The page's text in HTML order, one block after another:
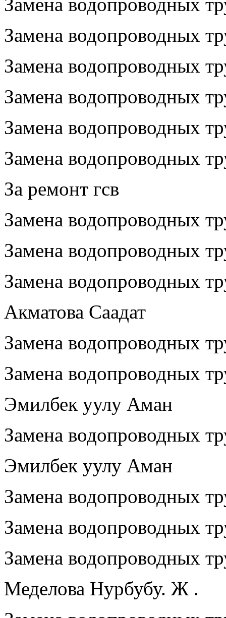
Замена водопроводных
Замена водопроводных
Замена водопроводных
Замена водопроводных
Замена водопроводных
За ремонт гсв
Замена водопроводных
Замена водопроводных
Замена водопроводных
Акматова Саадат
Замена водопроводных
Замена водопроводных
Эмилбек уулу Аман
Замена водопроводных
Эмилбек уулу Аман
Замена водопроводных
Замена водопроводных
Замена водопроводных
Меделова Нурбубу. Ж .